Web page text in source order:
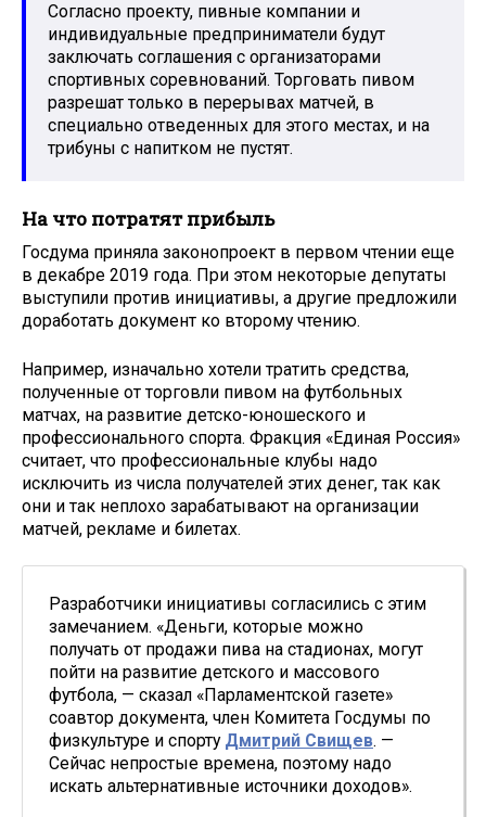
Согласно проекту, пивные компании и
индивидуальные предприниматели будут
заключать соглашения с организаторами
спортивных соревнований. Торговать пивом
разрешат только в перерывах матчей, в
специально отведенных для этого местах, и на
трибуны с напитком не пустят.
На что потратят прибыль
Госдума приняла законопроект в первом чтении еще
в декабре 2019 года. При этом некоторые депутаты
выступили против инициативы, а другие предложили
доработать документ ко второму чтению.
Например, изначально хотели тратить средства,
полученные от торговли пивом на футбольных
матчах, на развитие детско-юношеского и
профессионального спорта. Фракция «Единая Россия»
считает, что профессиональные клубы надо
исключить из числа получателей этих денег, так как
они и так неплохо зарабатывают на организации
матчей, рекламе и билетах.
Разработчики инициативы согласились с этим
замечанием. «Деньги, которые можно
получать от продажи пива на стадионах, могут
пойти на развитие детского и массового
футбола, — сказал «Парламентской газете»
соавтор документа, член Комитета Госдумы по
физкультуре и спорту Дмитрий Свищев. —
Сейчас непростые времена, поэтому надо
искать альтернативные источники доходов».